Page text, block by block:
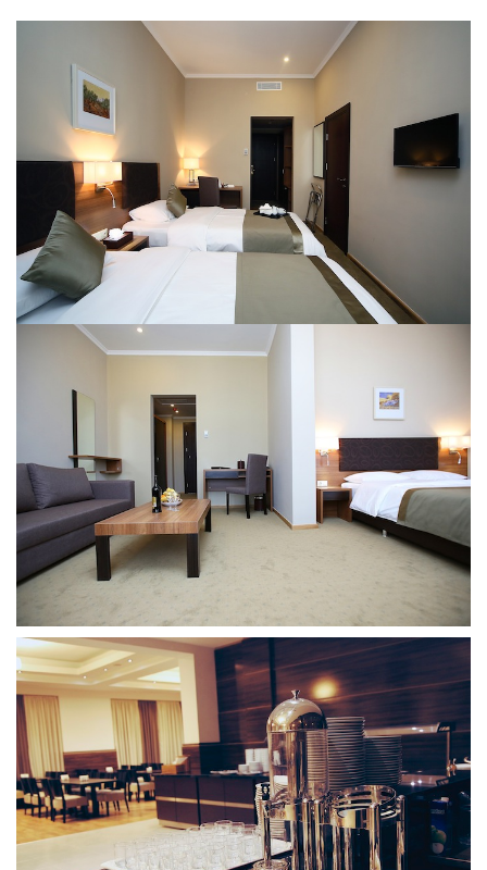
Грузия, г. Цхалтубо.
kurortresort@gmail.com
+995 555 63 29 29; с 10:00 до
17:00 час.
www.tskaltuboresort.ge
© 2010 - 2026 Caucasus Travel Centre LTD Все
права защищены. Копирование материалов только с
разрешения администрации сайта